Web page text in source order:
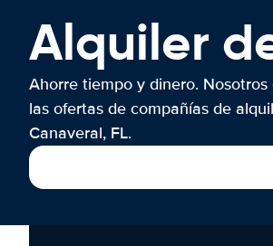
Alquiler
Ahorre tiempo y dinero.
las ofertas de compañías de
Canaveral, FL.